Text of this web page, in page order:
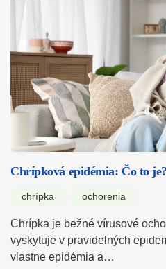
Chrípková epidémia: Čo to je?
chrípka ochorenia
Chrípka je bežné vírusové
vyskytuje v pravidelných
vlastne epidémia a…